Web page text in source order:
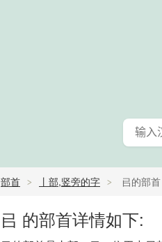
部首 丨部,竖旁的字 㠯的部首
㠯 的部首详情如下: